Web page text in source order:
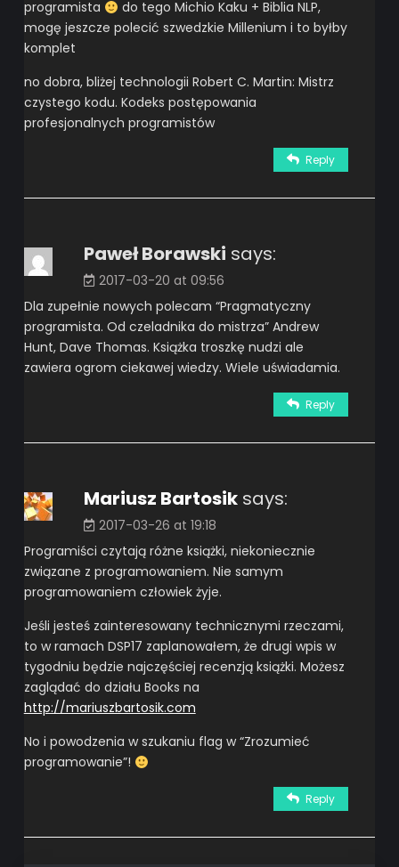
programista
do tego Michio Kaku + Biblia NLP,
mogę jeszcze polecić szwedzkie Millenium i to byłby
komplet
no dobra, bliżej technologii Robert C. Martin: Mistrz
czystego kodu. Kodeks postępowania
profesjonalnych programistów
Reply
Paweł Borawski says:
2017-03-20 at 09:56
Dla zupełnie nowych polecam “Pragmatyczny
programista. Od czeladnika do mistrza” Andrew
Hunt, Dave Thomas. Książka troszkę nudzi ale
zawiera ogrom ciekawej wiedzy. Wiele uświadamia.
Reply
Mariusz Bartosik says:
2017-03-26 at 19:18
Programiści czytają różne książki, niekoniecznie
związane z programowaniem. Nie samym
programowaniem człowiek żyje.
Jeśli jesteś zainteresowany technicznymi rzeczami,
to w ramach DSP17 zaplanowałem, że drugi wpis w
tygodniu będzie najczęściej recenzją książki. Możesz
zaglądać do działu Books na
http://mariuszbartosik.com
No i powodzenia w szukaniu flag w “Zrozumieć
programowanie”!
Reply